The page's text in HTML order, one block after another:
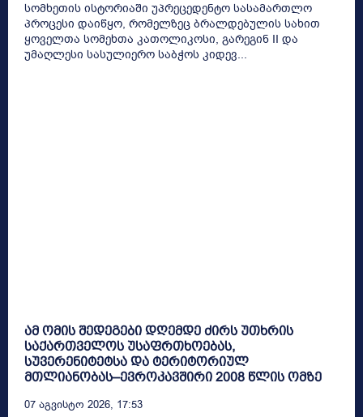
სომხეთის ისტორიაში უპრეცედენტო სასამართლო
პროცესი დაიწყო, რომელზეც ბრალდებულის სახით
ყოველთა სომეხთა კათოლიკოსი, გარეგინ II და
უმაღლესი სასულიერო საბჭოს კიდევ...
ამ ომის შედეგები დღემდე ძირს უთხრის
საქართველოს უსაფრთხოებას,
სუვერენიტეტსა და ტერიტორიულ
მთლიანობას–ევროკავშირი 2008 წლის ომზე
07 Აგვისტო 2026, 17:53